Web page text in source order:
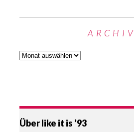
ARCHIV
Über like it is ’93